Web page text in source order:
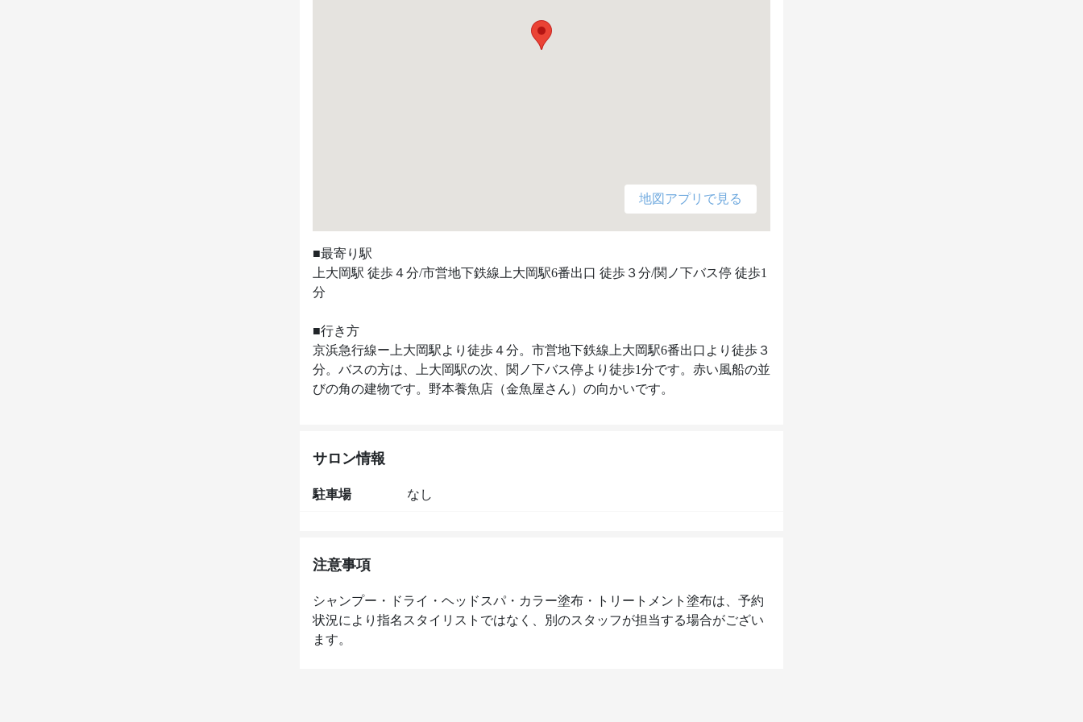
地図アプリで見る
■最寄り駅
上大岡駅 徒歩４分/市営地下鉄線上大岡駅6番出口 徒歩３分/関ノ下バス停 徒歩1
分
■行き方
京浜急行線ー上大岡駅より徒歩４分。市営地下鉄線上大岡駅6番出口より徒歩３
分。バスの方は、上大岡駅の次、関ノ下バス停より徒歩1分です。赤い風船の並
びの角の建物です。野本養魚店（金魚屋さん）の向かいです。
サロン情報
駐車場 なし
注意事項
シャンプー・ドライ・ヘッドスパ・カラー塗布・トリートメント塗布は、予約
状況により指名スタイリストではなく、別のスタッフが担当する場合がござい
ます。